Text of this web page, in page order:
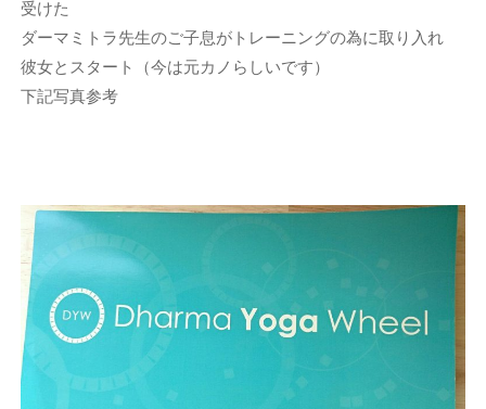
受けた
ダーマミトラ先生のご子息がトレーニングの為に取り入れ
彼女とスタート（今は元カノらしいです）
下記写真参考